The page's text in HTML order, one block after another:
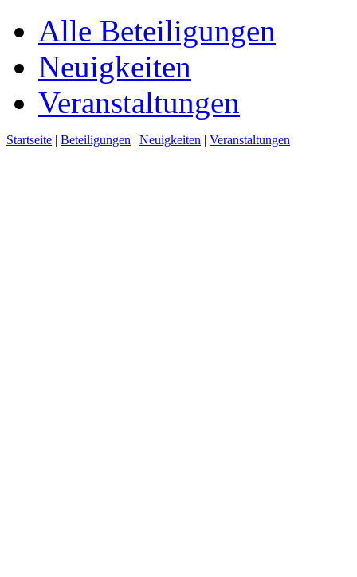
Alle Beteiligungen
Neuigkeiten
Veranstaltungen
Startseite | Beteiligungen | Neuigkeiten | Veranstaltungen